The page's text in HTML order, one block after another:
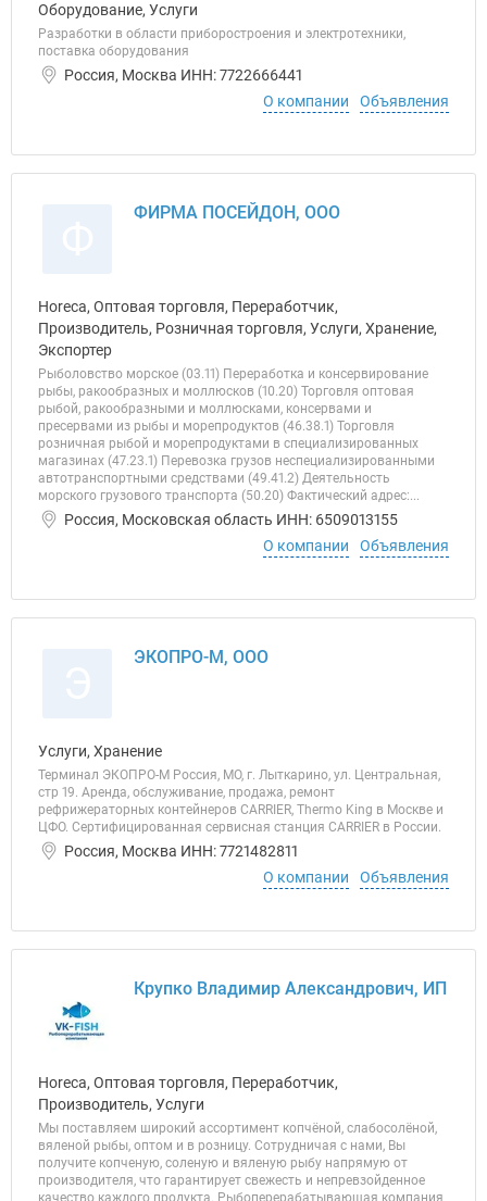
Оборудование, Услуги
Разработки в области приборостроения и электротехники,
поставка оборудования
Россия, Москва ИНН: 7722666441
О компании
Объявления
ФИРМА ПОСЕЙДОН, ООО
Horeca, Оптовая торговля, Переработчик,
Производитель, Розничная торговля, Услуги, Хранение,
Экспортер
Рыболовство морское (03.11) Переработка и консервирование
рыбы, ракообразных и моллюсков (10.20) Торговля оптовая
рыбой, ракообразными и моллюсками, консервами и
пресервами из рыбы и морепродуктов (46.38.1) Торговля
розничная рыбой и морепродуктами в специализированных
магазинах (47.23.1) Перевозка грузов неспециализированными
автотранспортными средствами (49.41.2) Деятельность
морского грузового транспорта (50.20) Фактический адрес:...
Россия, Московская область ИНН: 6509013155
О компании
Объявления
ЭКОПРО-М, ООО
Услуги, Хранение
Терминал ЭКОПРО-М Россия, МО, г. Лыткарино, ул. Центральная,
стр 19. Аренда, обслуживание, продажа, ремонт
рефрижераторных контейнеров CARRIER, Thermo King в Москве и
ЦФО. Сертифицированная сервисная станция CARRIER в России.
Россия, Москва ИНН: 7721482811
О компании
Объявления
Крупко Владимир Александрович, ИП
Horeca, Оптовая торговля, Переработчик,
Производитель, Услуги
Мы поставляем широкий ассортимент копчёной, слабосолёной,
вяленой рыбы, оптом и в розницу. Сотрудничая с нами, Вы
получите копченую, соленую и вяленую рыбу напрямую от
производителя, что гарантирует свежесть и непревзойденное
качество каждого продукта. Рыбоперерабатывающая компания